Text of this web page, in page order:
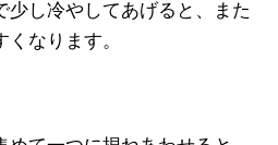
少し冷やしてあげると、また
なります。